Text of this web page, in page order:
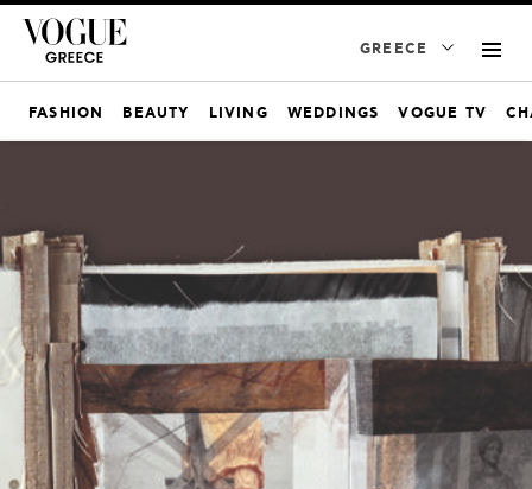
GREECE
FASHION BEAUTY LIVING WEDDINGS VOGUE TV